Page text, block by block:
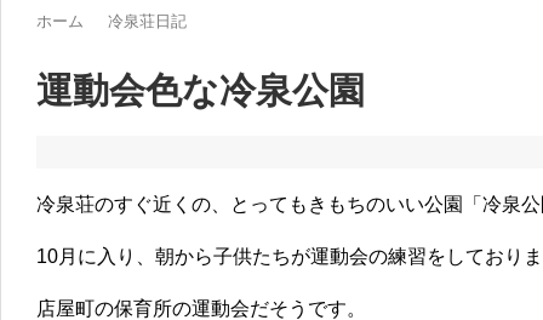
ホーム 冷泉荘日記
運動会色な冷泉公園
冷泉荘のすぐ近くの、とってもきもちのいい公園「冷泉
10月に入り、朝から子供たちが運動会の練習をしており
店屋町の保育所の運動会だそうです。